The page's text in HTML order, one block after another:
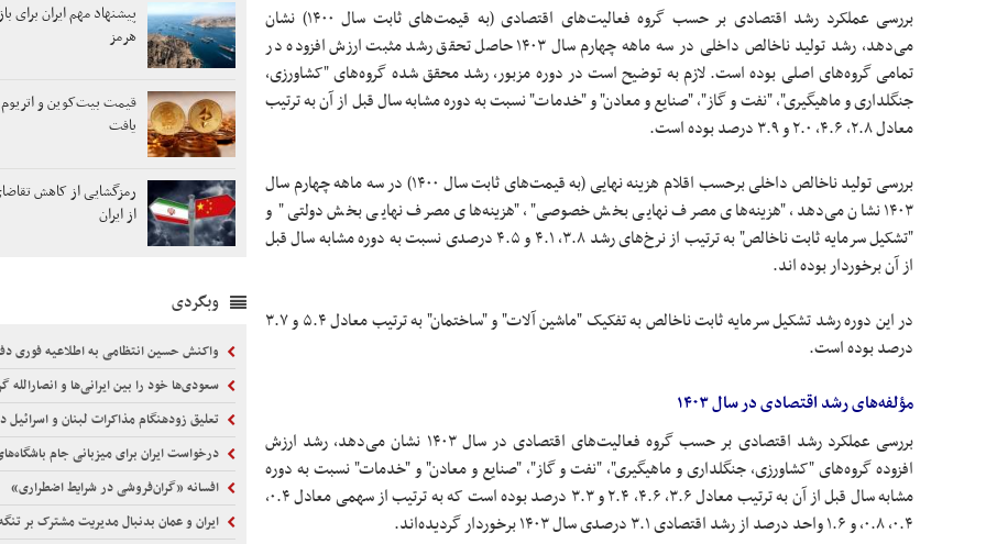
بررسی عملکرد رشد اقتصادی بر حسب گروه فعالیت‌های اقتصادی (به قیمت‌های ثابت سال ۱۴۰۰) نشان
می‌دهد، رشد تولید ناخالص داخلی در سه ماهه چهارم سال ۱۴۰۳ حاصل تحقق رشد مثبت ارزش افزوده در
تمامی گروه‌های اصلی بوده است. لازم به توضیح است در دوره مزبور، رشد محقق شده گروه‌های "کشاورزی،
جنگلداری و ماهیگیری"، "نفت و گاز"، "صنایع و معادن" و "خدمات" نسبت به دوره مشابه سال قبل از آن به ترتیب
معادل ۲.۸، ۴.۶، ۲.۰ و ۳.۹ درصد بوده است.
بررسی تولید ناخالص داخلی برحسب اقلام هزینه نهایی (به قیمت‌های ثابت سال ۱۴۰۰) در سه ماهه چهارم سال
۱۴۰۳ نشان می‌دهد، "هزینه‌های مصرف نهایی بخش خصوصی"، "هزینه‌های مصرف نهایی بخش دولتی" و
"تشکیل سرمایه ثابت ناخالص" به ترتیب از نرخ‌های رشد ۳.۸، ۴.۱ و ۴.۵ درصدی نسبت به دوره مشابه سال قبل
از آن برخوردار بوده اند.
در این دوره رشد تشکیل سرمایه ثابت ناخالص به تفکیک "ماشین آلات" و "ساختمان" به ترتیب معادل ۵.۴ و ۳.۷
درصد بوده است.
مؤلفه‌های رشد اقتصادی در سال ۱۴۰۳
بررسی عملکرد رشد اقتصادی بر حسب گروه فعالیت‌های اقتصادی در سال ۱۴۰۳ نشان می‌دهد، رشد ارزش
افزوده گروه‌های "کشاورزی، جنگلداری و ماهیگیری"، "نفت و گاز"، "صنایع و معادن" و "خدمات" نسبت به دوره
مشابه سال قبل از آن به ترتیب معادل ۳.۶، ۴.۶، ۲.۴ و ۳.۳ درصد بوده است که به ترتیب از سهمی معادل ۰.۴،
۰.۴، ۰.۸، و ۱.۶ واحد درصد از رشد اقتصادی ۳.۱ درصدی سال ۱۴۰۳ برخوردار گردیده‌اند.
پیشنهاد مهم ایران برای
هرمز
قیمت بیت‌کوین و اتریوم
یافت
رمزگشایی از کاهش
از ایران
وبگردی
واکنش حسین انتظامی به اطلاعیه فوری
سعودی‌ها خود را بین ایرانی‌ها و انصارالله
تعلیق زودهنگام مذاکرات لبنان و اسرائیل
درخواست ایران برای میزبانی جام باشگاه‌های
افسانه «گران‌فروشی در شرایط اضطراری»
ایران و عمان بدنبال مدیریت مشترک بر